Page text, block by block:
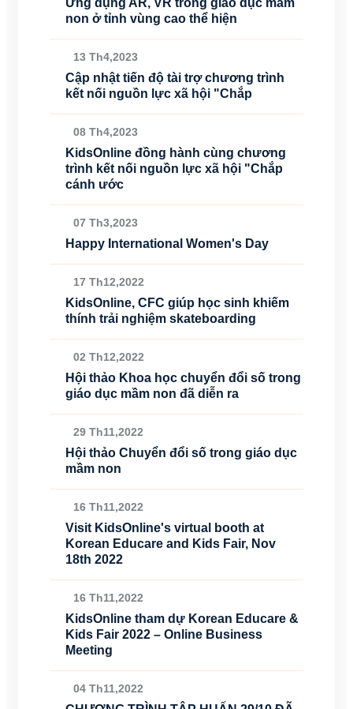
non ở tỉnh vùng cao thể hiện
13 Th4,2023
Cập nhật tiến độ tài trợ chương trình
kết nối nguồn lực xã hội "Chắp
08 Th4,2023
KidsOnline đồng hành cùng chương
trình kết nối nguồn lực xã hội "Chắp
cánh ước
07 Th3,2023
Happy International Women's Day
17 Th12,2022
KidsOnline, CFC giúp học sinh khiếm
thính trải nghiệm skateboarding
02 Th12,2022
Hội thảo Khoa học chuyển đổi số trong
giáo dục mầm non đã diễn ra
29 Th11,2022
Hội thảo Chuyển đổi số trong giáo dục
mầm non
16 Th11,2022
Visit KidsOnline's virtual booth at
Korean Educare and Kids Fair, Nov
18th 2022
16 Th11,2022
KidsOnline tham dự Korean Educare &
Kids Fair 2022 – Online Business
Meeting
04 Th11,2022